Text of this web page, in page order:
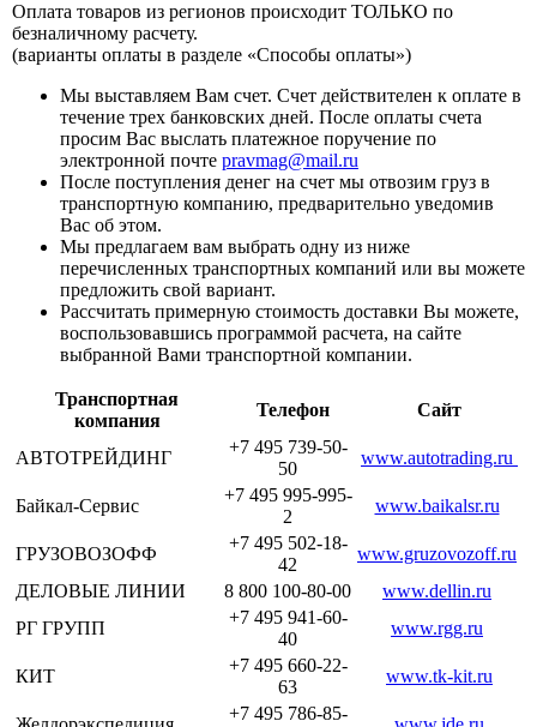
Оплата товаров из регионов происходит ТОЛЬКО по
безналичному расчету.
(варианты оплаты в разделе «Способы оплаты»)
Мы выставляем Вам счет. Счет действителен к оплате в
течение трех банковских дней. После оплаты счета
просим Вас выслать платежное поручение по
электронной почте pravmag@mail.ru
После поступления денег на счет мы отвозим груз в
транспортную компанию, предварительно уведомив
Вас об этом.
Мы предлагаем вам выбрать одну из ниже
перечисленных транспортных компаний или вы можете
предложить свой вариант.
Рассчитать примерную стоимость доставки Вы можете,
воспользовавшись программой расчета, на сайте
выбранной Вами транспортной компании.
Транспортная
компания
Телефон Сайт
АВТОТРЕЙДИНГ
+7 495 739-50-
50
www.autotrading.ru
Байкал-Сервис
+7 495 995-995-
2
www.baikalsr.ru
ГРУЗОВОЗОФФ
+7 495 502-18-
42
www.gruzovozoff.ru
ДЕЛОВЫЕ ЛИНИИ
8 800 100-80-00
www.dellin.ru
РГ ГРУПП
+7 495 941-60-
40
www.rgg.ru
КИТ
+7 495 660-22-
63
www.tk-kit.ru
+7 495 786-85-